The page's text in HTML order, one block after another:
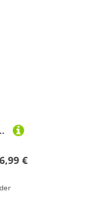
Hülle Schutz Bezug Schutzhülle (Rosa,S (18-20 Zoll))
6,99 €